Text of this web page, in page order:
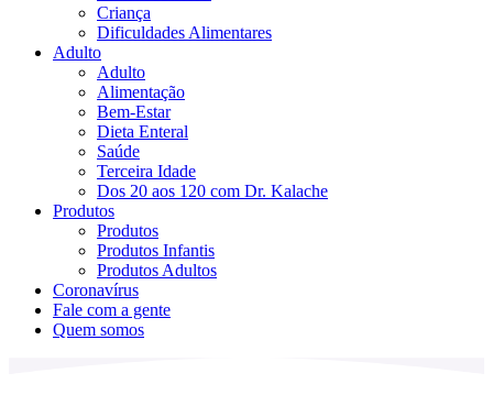
Criança
Dificuldades Alimentares
Adulto
Adulto
Alimentação
Bem-Estar
Dieta Enteral
Saúde
Terceira Idade
Dos 20 aos 120 com Dr. Kalache
Produtos
Produtos
Produtos Infantis
Produtos Adultos
Coronavírus
Fale com a gente
Quem somos